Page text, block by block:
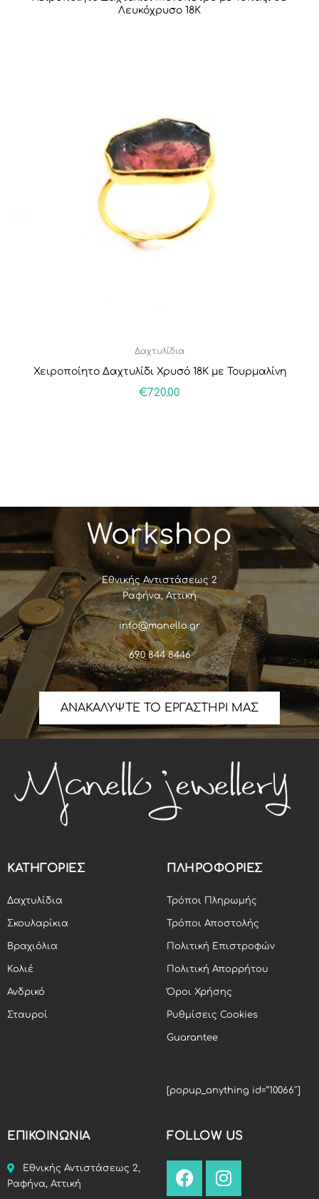
Λευκόχρυσο 18Κ
Δαχτυλίδια
Χειροποίητο Δαχτυλίδι Χρυσό 18Κ με Τουρμαλίνη
€720.00
Workshop
Εθνικής Αντιστάσεως 2
Ραφήνα, Αττική
info@manello.gr
690 844 8446
ΑΝΑΚΑΛΥΨΤΕ ΤΟ ΕΡΓΑΣΤΗΡΙ ΜΑΣ
ΚΑΤΗΓΟΡΙΕΣ
Δαχτυλίδια
Σκουλαρίκια
Βραχιόλια
Κολιέ
Ανδρικό
Σταυροί
ΠΛΗΡΟΦΟΡΙΕΣ
Τρόποι Πληρωμής
Τρόποι Αποστολής
Πολιτική Επιστροφών
Πολιτική Απορρήτου
Όροι Χρήσης
Ρυθμίσεις Cookies
Guarantee
[popup_anything id=”10066″]
ΕΠΙΚΟΙΝΩΝΙΑ
Εθνικής Αντιστάσεως 2,
Ραφήνα, Αττική
FOLLOW US